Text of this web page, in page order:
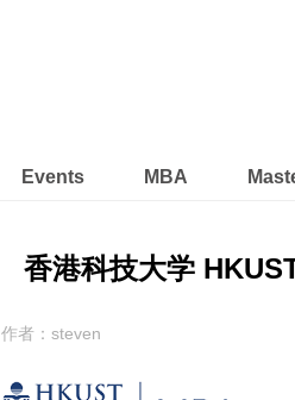
Events MBA
香港科技大学
作者： steven